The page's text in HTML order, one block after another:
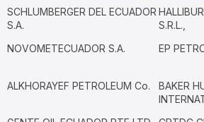
SCHLUMBERGER DEL ECUADOR
S.A.
S.R.L.,
NOVOMETECUADOR S.A.
EP
ALKHORAYEF PETROLEUM Co.
BAKER